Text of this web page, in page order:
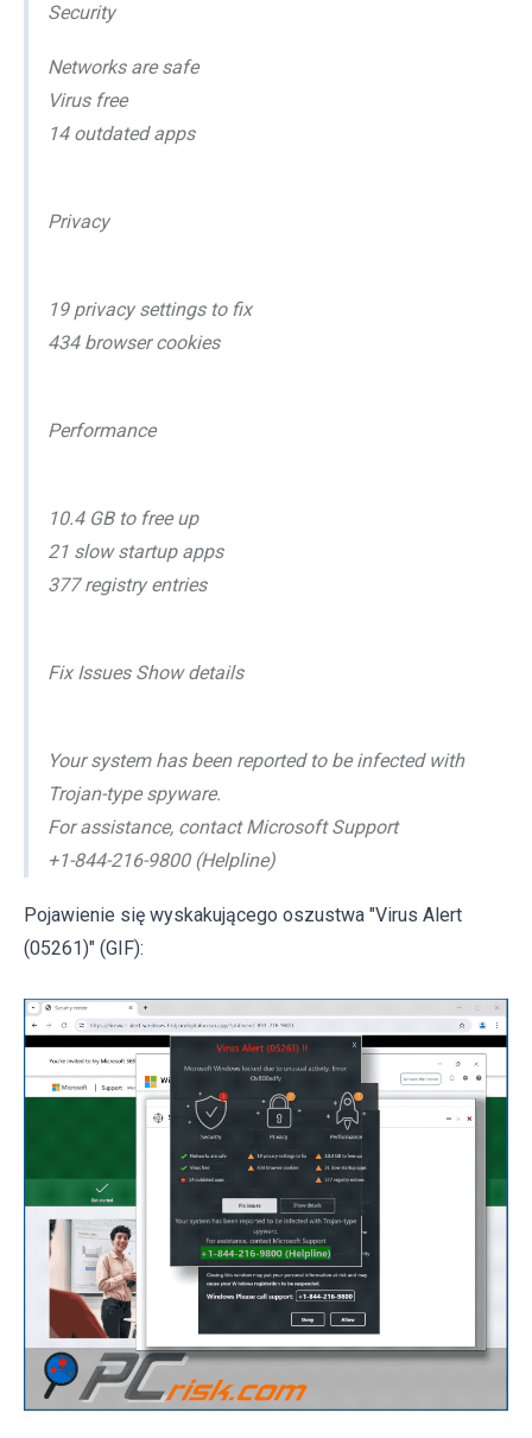
Security
Networks are safe
Virus free
14 outdated apps
Privacy
19 privacy settings to fix
434 browser cookies
Performance
10.4 GB to free up
21 slow startup apps
377 registry entries
Fix Issues Show details
Your system has been reported to be infected with
Trojan-type spyware.
For assistance, contact Microsoft Support
+1-844-216-9800 (Helpline)
Pojawienie się wyskakującego oszustwa "Virus Alert
(05261)" (GIF):